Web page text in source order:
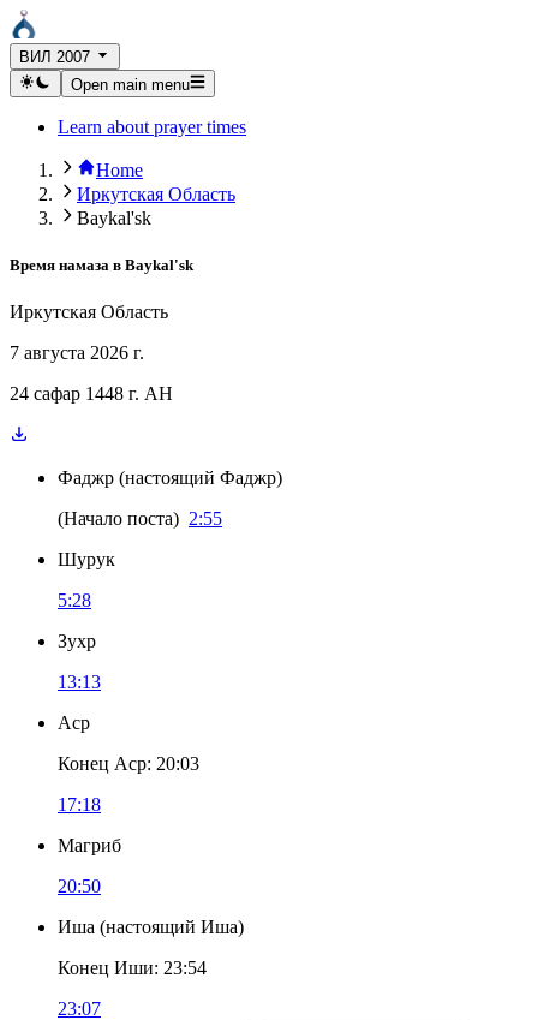
ВИЛ 2007
Open main menu
Learn about prayer times
Home
Иркутская Область
Baykal'sk
Время намаза в Baykal'sk
Иркутская Область
7 августа 2026 г.
24 сафар 1448 г. AH
Фаджр (настоящий Фаджр)
(Начало поста) 2:55
Шурук
5:28
Зухр
13:13
Аср
Конец Аср: 20:03
17:18
Магриб
20:50
Иша (настоящий Иша)
Конец Иши: 23:54
23:07